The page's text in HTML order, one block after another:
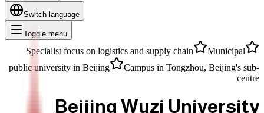
Switch language
Toggle menu
Specialist focus on logistics and supply chain
Municipal
public university in Beijing
Campus in Tongzhou, Beijing's sub-
centre
Beijing Wuzi University